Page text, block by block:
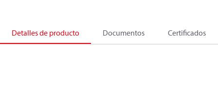
Detalles de producto Documentos Certificados